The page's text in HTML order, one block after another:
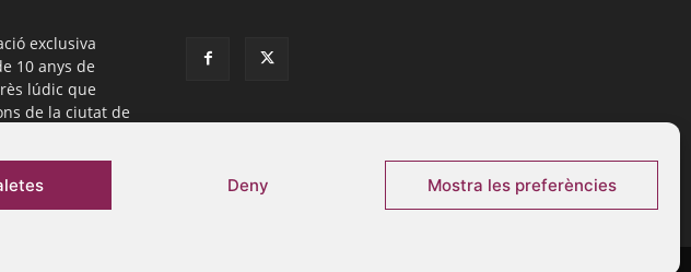
Deny Mostra les preferències
exclusiva
10 anys de
lúdic que
de la ciutat de